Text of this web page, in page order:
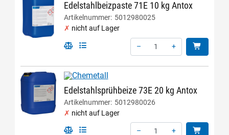
Edelstahlbeizpaste 71E 10 kg Antox
Artikelnummer: 5012980025
nicht auf Lager
–
+
Edelstahlsprühbeize 73E 20 kg Antox
Artikelnummer: 5012980026
nicht auf Lager
–
+